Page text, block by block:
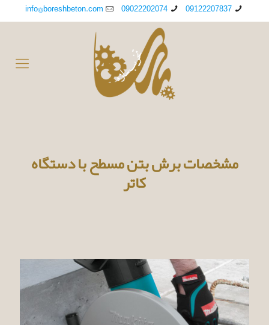
09122207837
09022202074
info@boreshbeton.com
مشخصات برش بتن مسطح با دستگاه
کاتر